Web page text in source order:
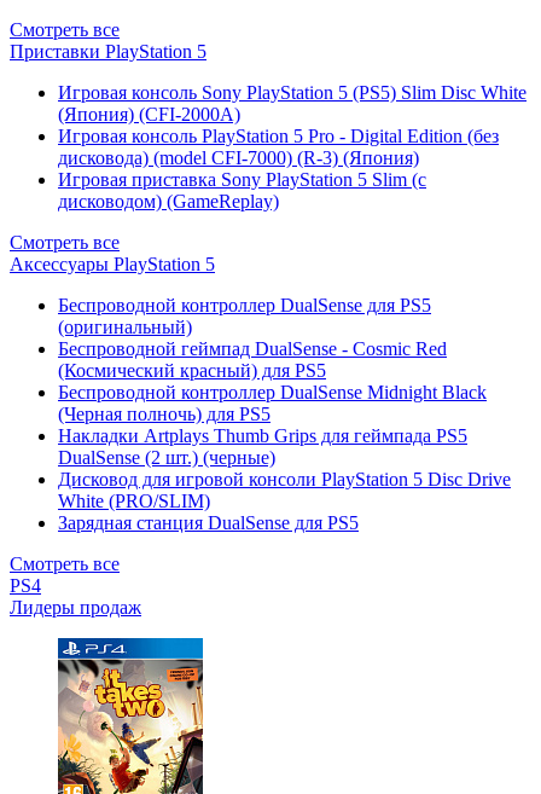
Смотреть все
Приставки PlayStation 5
Игровая консоль Sony PlayStation 5 (PS5) Slim Disc White
(Япония) (CFI-2000A)
Игровая консоль PlayStation 5 Pro - Digital Edition (без
дисковода) (model CFI-7000) (R-3) (Япония)
Игровая приставка Sony PlayStation 5 Slim (с
дисководом) (GameReplay)
Смотреть все
Аксессуары PlayStation 5
Беспроводной контроллер DualSense для PS5
(оригинальный)
Беспроводной геймпад DualSense - Cosmic Red
(Космический красный) для PS5
Беспроводной контроллер DualSense Midnight Black
(Черная полночь) для PS5
Накладки Artplays Thumb Grips для геймпада PS5
DualSense (2 шт.) (черные)
Дисковод для игровой консоли PlayStation 5 Disc Drive
White (PRO/SLIM)
Зарядная станция DualSense для PS5
Смотреть все
PS4
Лидеры продаж